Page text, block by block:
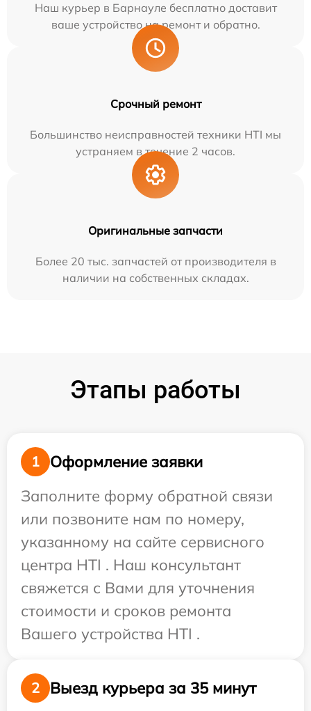
Наш курьер в Барнауле бесплатно доставит
ваше устройство на ремонт и обратно.
Срочный ремонт
Большинство неисправностей техники HTI мы
устраняем в течение 2 часов.
Оригинальные запчасти
Более 20 тыс. запчастей от производителя в
наличии на собственных складах.
Этапы работы
1
Оформление заявки
Заполните форму обратной связи
или позвоните нам по номеру,
указанному на сайте сервисного
центра HTI . Наш консультант
свяжется с Вами для уточнения
стоимости и сроков ремонта
Вашего устройства HTI .
2 Выезд курьера за 35 минут